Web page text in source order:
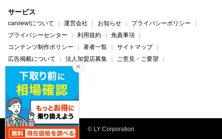
サービス
carview!について 運営会社 お知らせ
プライバシーポリシー
プライバシーセンター
利用規約
免責事項
コンテンツ制作ポリシー
著者一覧
サイトマップ
広告掲載について
法人加盟店募集
ご意見・ご要望
ヘルプ・お問い合わせ
carview! Yahoo! JAPAN
© LY Corporation